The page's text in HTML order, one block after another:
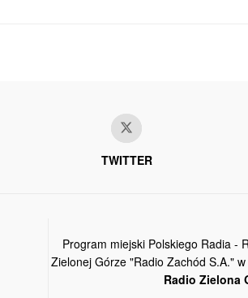
TWITTER
Program miejski Polskiego Radia -
Zielonej Górze "Radio Zachód S.A."
Radio Zielona